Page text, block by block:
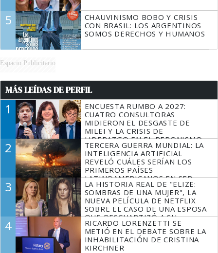
5
CHAUVINISMO BOBO Y CRISIS
CON BRASIL: LOS ARGENTINOS
SOMOS DERECHOS Y HUMANOS
Espacio Publicitario
MÁS LEÍDAS DE PERFIL
1
ENCUESTA RUMBO A 2027:
CUATRO CONSULTORAS
MIDIERON EL DESGASTE DE
MILEI Y LA CRISIS DE
LIDERAZGO EN EL PERONISMO
2
TERCERA GUERRA MUNDIAL: LA
INTELIGENCIA ARTIFICIAL
REVELÓ CUÁLES SERÍAN LOS
PRIMEROS PAÍSES
LATINOAMERICANOS EN SER
DERROTADOS
3
LA HISTORIA REAL DE "ELIZE:
SOMBRAS DE UNA MUJER", LA
NUEVA PELÍCULA DE NETFLIX
SOBRE EL CASO DE UNA ESPOSA
QUE DESCUARTIZÓ A SU
MARIDO
4
RICARDO LORENZETTI SE
METIÓ EN EL DEBATE SOBRE LA
INHABILITACIÓN DE CRISTINA
KIRCHNER